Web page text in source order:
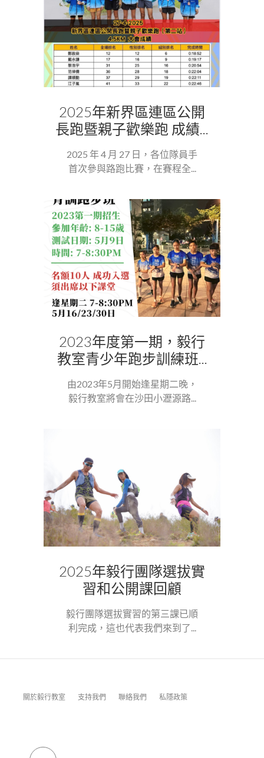
2025年新界區連區公開
長跑暨親子歡樂跑 成績...
2025 年 4 月 27 日，各位隊員手
首次參與路跑比賽，在賽程全...
2023年度第一期，毅行
教室青少年跑步訓練班...
由2023年5月開始逢星期二晚，
毅行教室將會在沙田小瀝源路...
2025年毅行團隊選拔實
習和公開課回顧
毅行團隊選拔實習的第三課已順
利完成，這也代表我們來到了...
關於毅行教室 支持我們 聯絡我們 私隱政策